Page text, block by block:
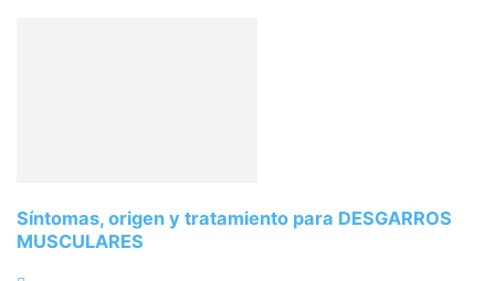
Síntomas, origen y tratamiento para DESGARROS
MUSCULARES